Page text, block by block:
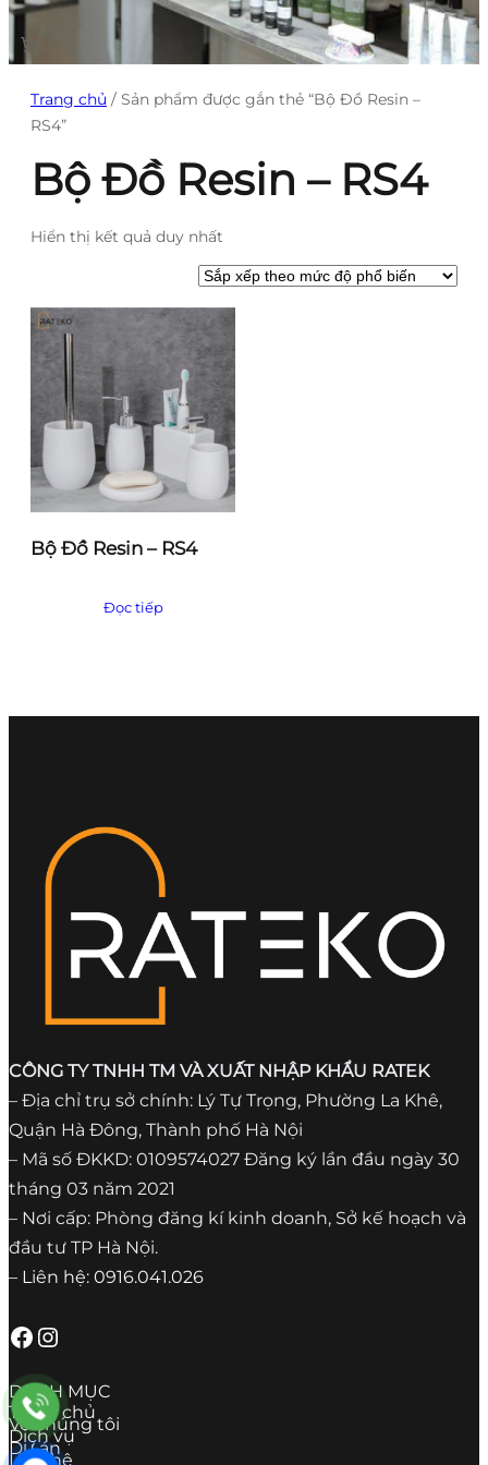
Trang chủ / Sản phẩm được gắn thẻ “Bộ Đồ Resin –
RS4”
Bộ Đồ Resin – RS4
Hiển thị kết quả duy nhất
Bộ Đồ Resin – RS4
Đọc tiếp
CÔNG TY TNHH TM VÀ XUẤT NHẬP KHẨU RATEK
– Địa chỉ trụ sở chính: Lý Tự Trọng, Phường La Khê,
Quận Hà Đông, Thành phố Hà Nội
– Mã số ĐKKD: 0109574027 Đăng ký lần đầu ngày 30
tháng 03 năm 2021
– Nơi cấp: Phòng đăng kí kinh doanh, Sở kế hoạch và
đầu tư TP Hà Nội.
– Liên hệ: 0916.041.026
Facebook Instagram
DANH MỤC
Trang chủ
Về chúng tôi
Dịch vụ
Dự án
Liên hệ